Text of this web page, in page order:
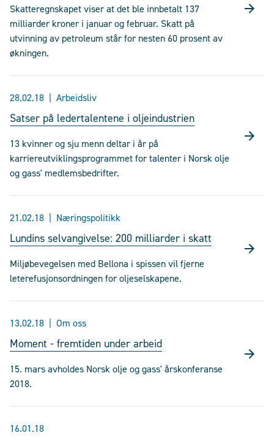
Skatteregnskapet viser at det ble innbetalt 137
milliarder kroner i januar og februar. Skatt på
utvinning av petroleum står for nesten 60 prosent av
økningen.
28.02.18 Arbeidsliv
Satser på ledertalentene i oljeindustrien
13 kvinner og sju menn deltar i år på
karriereutviklingsprogrammet for talenter i Norsk olje
og gass' medlemsbedrifter.
21.02.18 Næringspolitikk
Lundins selvangivelse: 200 milliarder i skatt
Miljøbevegelsen med Bellona i spissen vil fjerne
leterefusjonsordningen for oljeselskapene.
13.02.18 Om oss
Moment - fremtiden under arbeid
15. mars avholdes Norsk olje og gass' årskonferanse
2018.
16.01.18